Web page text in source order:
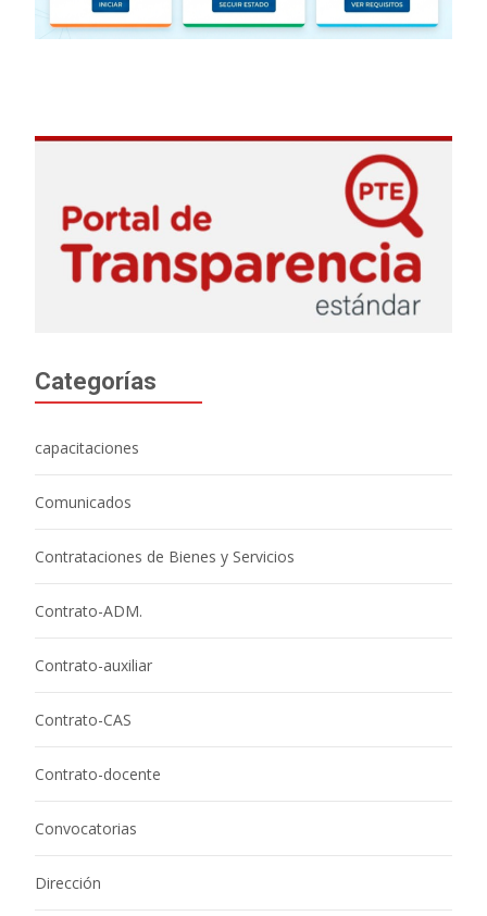
Categorías
capacitaciones
Comunicados
Contrataciones de Bienes y Servicios
Contrato-ADM.
Contrato-auxiliar
Contrato-CAS
Contrato-docente
Convocatorias
Dirección